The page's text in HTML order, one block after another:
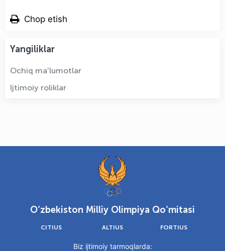
Chop etish
Yangiliklar
Ochiq ma'lumotlar
Ijtimoiy roliklar
O‘zbekiston Milliy Olimpiya Qo‘mitasi
CITIUS ALTIUS FORTIUS
Biz ijtimoiy tarmoqlarda: